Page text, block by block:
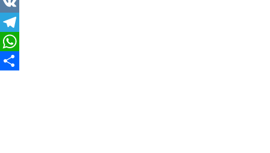
VK
Telegram
WhatsApp